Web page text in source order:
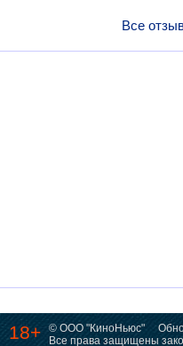
Все
18+ © ООО "КиноНьюс"
Все права защищены